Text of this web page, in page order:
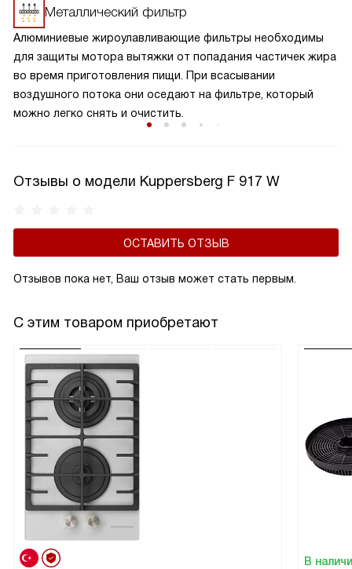
но и в символьном, и в графическом. Они устойчивы
к механическим и температурным воздействиям, яркие и
контрастные.
Металлический фильтр
Алюминиевые жироулавливающие фильтры необходимы
для защиты мотора вытяжки от попадания частичек жира
во время приготовления пищи. При всасывании
воздушного потока они оседают на фильтре, который
можно легко снять и очистить.
Отзывы о модели Kuppersberg F 917 W
ОСТАВИТЬ ОТЗЫВ
Отзывов пока нет, Ваш отзыв может стать первым.
С этим товаром приобретают
В